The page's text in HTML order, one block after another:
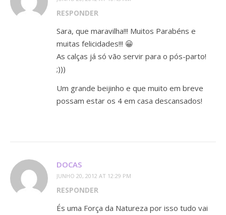
RESPONDER
Sara, que maravilha!!! Muitos Parabéns e
muitas felicidades!!! 😀
As calças já só vão servir para o pós-parto!
;)))
Um grande beijinho e que muito em breve
possam estar os 4 em casa descansados!
DOCAS
JUNHO 20, 2012 AT 12:29 PM
RESPONDER
És uma Força da Natureza por isso tudo vai